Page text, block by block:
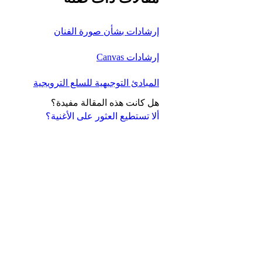
ألا تستطيع العثور على الأغنية؟
إرشادات بشأن صورة الفنان
إرشادات Canvas
المبادئ التوجيهية للسلع الترويجية
هل كانت هذه المقالة مفيدة؟